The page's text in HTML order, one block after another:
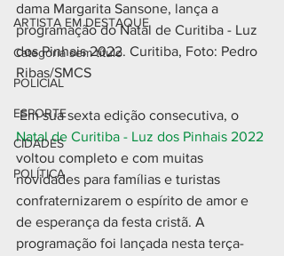
ARTISTA EM DESTAQUE
Categoria sem título
POLICIAL
ESPORTE
CIDADES
POLÍTICA
dama Margarita Sansone, lança a
programação do Natal de Curitiba - Luz
dos Pinhais 2022. Curitiba, Foto: Pedro
Ribas/SMCS
Em sua sexta edição consecutiva, o
Natal de Curitiba - Luz dos Pinhais 2022
voltou completo e com muitas
novidades para famílias e turistas
confraternizarem o espírito de amor e
de esperança da festa cristã. A
programação foi lançada nesta terça-